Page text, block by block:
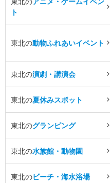
ト
東北の動物ふれあいイベント
東北の演劇・講演会
東北の夏休みスポット
東北のグランピング
東北の水族館・動物園
東北のビーチ・海水浴場